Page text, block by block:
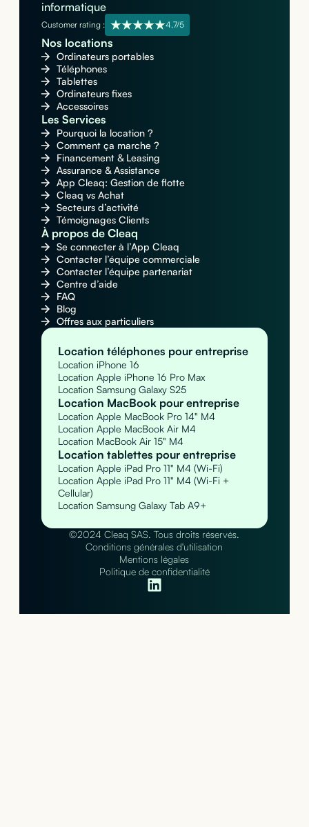
informatique
Customer rating : 4,7/5
Nos locations
Ordinateurs portables
Téléphones
Tablettes
Ordinateurs fixes
Accessoires
Les Services
Pourquoi la location ?
Comment ça marche ?
Financement & Leasing
Assurance & Assistance
App Cleaq: Gestion de flotte
Cleaq vs Achat
Secteurs d’activité
Témoignages Clients
À propos de Cleaq
Se connecter à l’App Cleaq
Contacter l’équipe commerciale
Contacter l’équipe partenariat
Centre d’aide
FAQ
Blog
Offres aux particuliers
Location téléphones pour entreprise
Location iPhone 16
Location Apple iPhone 16 Pro Max
Location Samsung Galaxy S25
Location MacBook pour entreprise
Location Apple MacBook Pro 14" M4
Location Apple MacBook Air M4
Location MacBook Air 15" M4
Location tablettes pour entreprise
Location Apple iPad Pro 11" M4 (Wi-Fi)
Location Apple iPad Pro 11" M4 (Wi-Fi +
Cellular)
Location Samsung Galaxy Tab A9+
©2024 Cleaq SAS. Tous droits réservés.
Conditions générales d'utilisation
Mentions légales
Politique de confidentialité